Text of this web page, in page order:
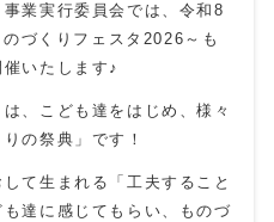
業実行委員会では、令和8
づくりフェスタ2026～も
いたします♪
は、こども達をはじめ、様々
の祭典」です！
て生まれる「工夫すること
達に感じてもらい、ものづ